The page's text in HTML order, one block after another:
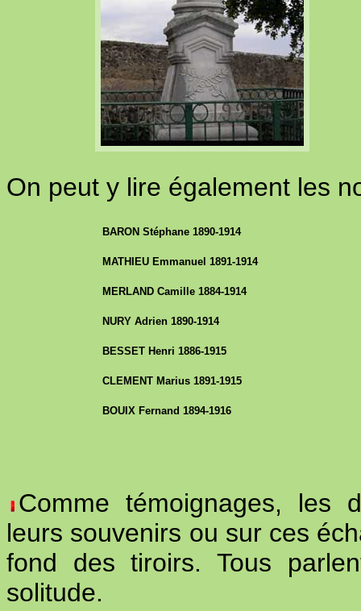
On peut y lire également les
BARON Stéphane 1890-1914
MATHIEU Emmanuel 1891-1914
MERLAND Camille 1884-1914
NURY Adrien 1890-1914
BESSET Henri 1886-1915
CLEMENT Marius 1891-1915
BOUIX Fernand 1894-1916
Comme témoignages, les
leurs souvenirs ou sur ces
fond des tiroirs. Tous
solitude.